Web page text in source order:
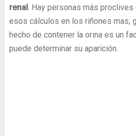
renal . Hay personas más proclives
esos cálculos en los riñones mas,
hecho de contener la orina es un
puede determinar su aparición.